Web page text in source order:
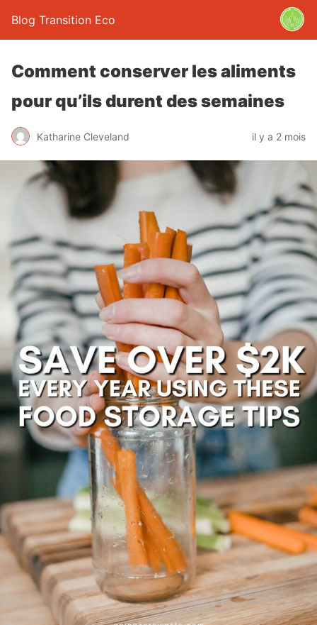
Blog Transition Eco
Comment conserver les aliments
pour qu’ils durent des semaines
Katharine Cleveland il y a 2 mois